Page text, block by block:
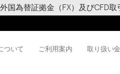
外国為替証拠金（FX）及びCFD
ついて ご利用案内 取り扱い